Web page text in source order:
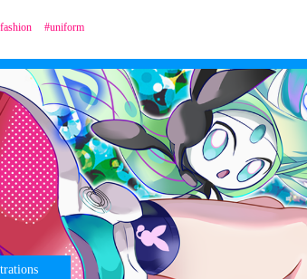
fashion uniform